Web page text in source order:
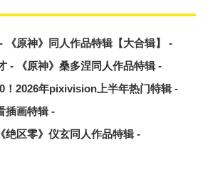
《原神》同人作品特辑【大合辑】 -
- 《原神》桑多涅同人作品特辑 -
！2026年pixivision上半年热门特辑 -
插画特辑 -
绝区零》仪玄同人作品特辑 -